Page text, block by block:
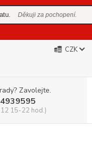
Děkuji za pochopení.
CZK
Zavolejte.
15-22 hod.)